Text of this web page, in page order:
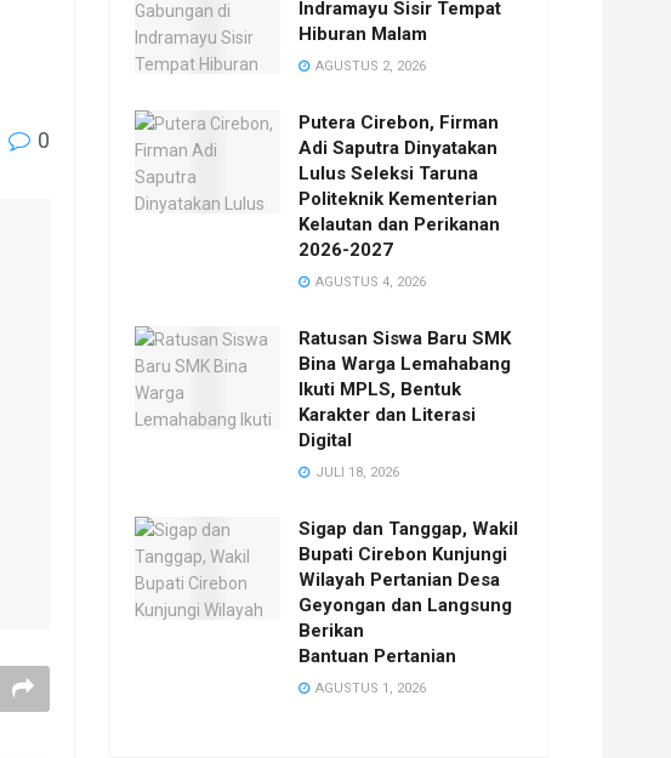
0
Indramayu Sisir Tempat
Hiburan Malam
AGUSTUS 2, 2026
Putera Cirebon, Firman
Adi Saputra Dinyatakan
Lulus Seleksi Taruna
Politeknik Kementerian
Kelautan dan Perikanan
2026-2027
AGUSTUS 4, 2026
Ratusan Siswa Baru SMK
Bina Warga Lemahabang
Ikuti MPLS, Bentuk
Karakter dan Literasi
Digital
JULI 18, 2026
Sigap dan Tanggap, Wakil
Bupati Cirebon Kunjungi
Wilayah Pertanian Desa
Geyongan dan Langsung
Berikan
Bantuan Pertanian
AGUSTUS 1, 2026